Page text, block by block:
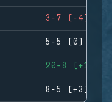
3-7 (-4)
5-5 (0)
20-8 (+12)
8-5 (+3)